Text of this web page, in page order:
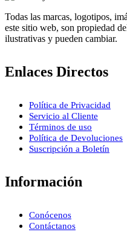
Todas las marcas, logotipos,
este sitio web, son propiedad
ilustrativas y pueden cambiar.
Enlaces Directos
Política de Privacidad
Servicio al Cliente
Términos de uso
Política de Devoluciones
Suscripción a Boletín
Información
Conócenos
Contáctanos